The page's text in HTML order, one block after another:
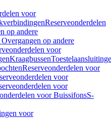
voor
Reserveonderdelen
op andere
op andere
voor
Kraagbussen
Reserveonderdelen voor
voor
voor
voor BuissifonsS-
voor